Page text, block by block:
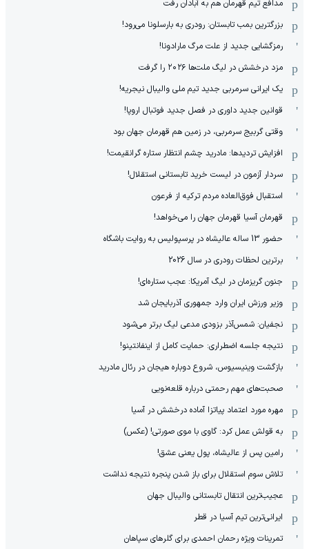
مدافع تیم قهرمان هم به آبادان رفت
بزرگترین بمب تابستان: رودری به بارسلونا می‌رود!
رمزگشایی جدید از علت مرگ مارادونا!
مزد درخشش در لیگ ملت‌ها ٢٠٢۶ را گرفت
یک ایرانی سرمربی جدید تیم ملی والیبال نیجریه!
قوانین جدید داوری در فصل جدید فوتبال اروپا!
وقتی گربیج سرمربی، در زمین هم قهرمان جهان بود
افزایش تردیدها: مادرید چشم انتظار ستاره گرانقیمت!
سردار آزمون در لیست خرید تابستانی استقلال!
استقبال فوق‌‌العاده مردم ترکیه از فرعون
قهرمان آسیا قهرمان جهان را می‌خواهد!
حضور 13 ساله عالیشاه در پرسپولیس به روایت باشگاه
برترین لحظات رودری در سال 2026
جنون گریزمان در لیگ آمریکا: عجب ستاره‌ای!
وزیر ورزش ایران وارد جمهوری آذربایجان شد
نجفیان: شمس‌آذر بزودی مدعی لیگ برتر می‌شود
نتیجه جلسه اضطراری: حمایت کامل از اینفانتینو!
بازگشت وینیسیوس، شروع دوباره هیجان در رئال مادرید
صحبت‌های مهم رحمتی درباره قلعه‌نویی
مهره مورد اعتماد پیاتزا آماده درخشش در آسیا
به قولش عمل کرد: گاوی با موی صورتی! (عکس)
رامین پس از عالیشاه، پول یعنی عشق!
تلاش سوم استقلال برای باز شدن پنجره نتیجه نداشت
عجیب‌ترین انتقال تابستانی والیبال جهان
ایرانی‌ترین تیم آسیا در قطر
تمرینات ویژه رحمان احمدی برای گلرهای سپاهان